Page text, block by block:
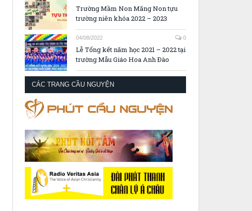
Trường Mầm Non Măng Non tựu
trường niên khóa 2022 – 2023
04/08/2022 0
Lễ Tổng kết năm học 2021 – 2022 tại
trường Mẫu Giáo Hoa Anh Đào
CÁC TRANG CẦU NGUYỆN